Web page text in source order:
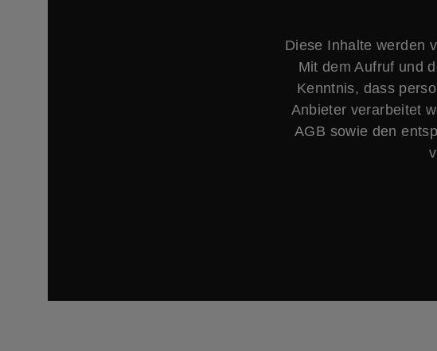
Diese Inhalte werden
Mit dem Aufruf und
Kenntnis, dass
Anbieter verarbeitet
AGB sowie den